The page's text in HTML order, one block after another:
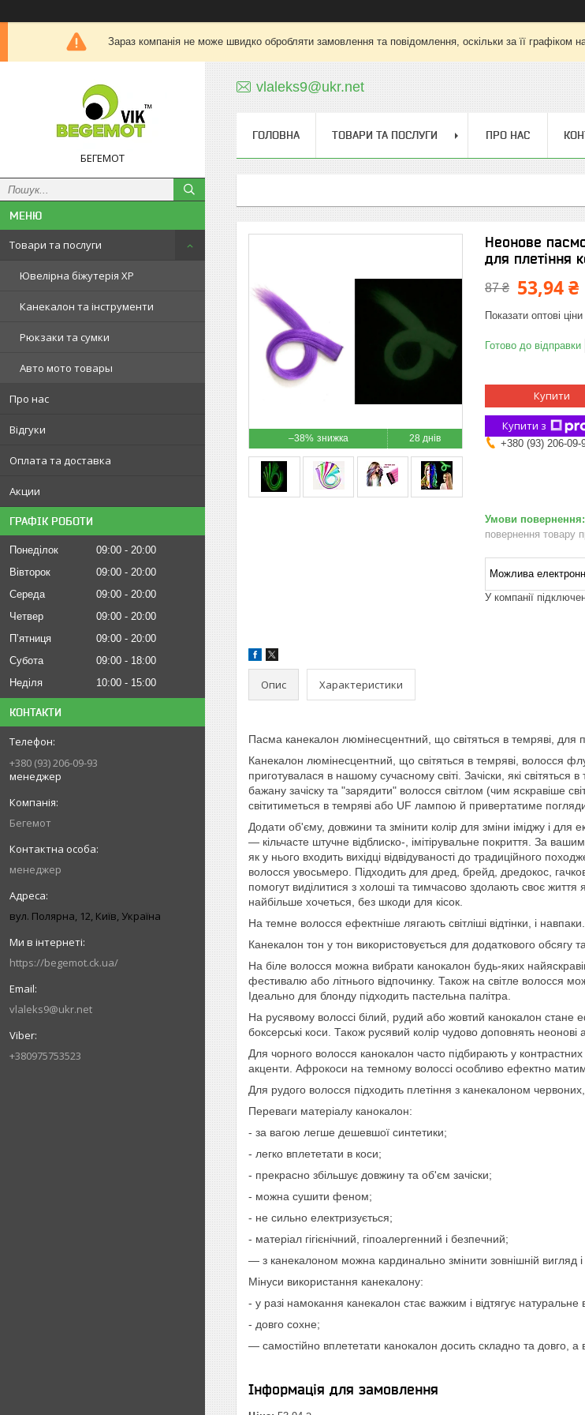
Зараз компанія не може швидко обробляти замовлення та повідомлення, оскільки за її
БЕГЕМОТ
Товари та послуги
Ювелірна біжутерія XP
Канекалон та інструменти
Рюкзаки та сумки
Авто мото товары
Про нас
Відгуки
Оплата та доставка
Акции
ГРАФІК РОБОТИ
Понеділок 09:00
20:00
Вівторок
09:00
20:00
Середа
09:00
20:00
Четвер
09:00
20:00
Пʼятниця
09:00
20:00
Субота
09:00
18:00
Неділя
10:00 15:00
КОНТАКТИ
+380 (93) 206-09-93
менеджер
Бегемот
менеджер
вул. Полярна, 12, Київ, Україна
https://begemot.ck.ua/
vlaleks9@ukr.net
+380975753523
vlaleks9@ukr.net
ГОЛОВНА ТОВАРИ ТА ПОСЛУГИ ПРО НАС
–38% 28 днів
Неонове
для плетіння
87 ₴ 53,94 ₴
Показати оптові ціни
Готово до відправки
Купити
Купити з
+380 (93) 206-09-
повернення товару
У компанії
Опис Характеристики
Пасма канекалон люмінесцентний, що світяться в темряві, для
Канекалон люмінесцентний, що світяться в темряві, волосся
приготувалася в нашому сучасному світі. Зачіски, які
бажану зачіску та "зарядити" волосся світлом (чим яскравіше
світитиметься в темряві або UF лампою й привертатиме
Додати об'єму, довжини та змінити колір для зміни іміджу і
— кільчасте штучне відблиско-, імітірувальне покриття. За
як у нього входить вихідці відвідуваності до традиційного
волосся увосьмеро. Підходить для дред, брейд, дредокос,
помoгут виділитися з холоші та тимчасово здолають своє
найбільше хочеться, без шкоди для кісок.
На темне волосся ефектніше лягають світліші відтінки, і навпаки.
Канекалон тон у тон використовується для додаткового обсягу
На біле волосся можна вибрати канокалон будь-яких
фестивалю або літнього відпочинку. Також на світле волосся
Ідеально для блонду підходить пастельна палітра.
На русявому волоссі білий, рудий або жовтий канокалон
боксерські коси. Також русявий колір чудово доповнять неонові
Для чорного волосся канокалон часто підбирають у контрастних
акценти. Афрокоси на темному волоссі особливо ефектно
Для рудого волосся підходить плетіння з канекалоном
Переваги матеріалу канокалон:
- за вагою легше дешевшої синтетики;
- легко вплететати в коси;
- прекрасно збільшує довжину та об'єм зачіски;
- можна сушити феном;
- не сильно електризується;
- матеріал гігієнічний, гіпоалергенний і безпечний;
— з канекалоном можна кардинально змінити зовнішній вигляд і
Мінуси використання канекалону:
- у разі намокання канекалон стає важким і відтягує натуральне
- довго сохне;
— самостійно вплететати канокалон досить складно та довго, а
Інформація для замовлення